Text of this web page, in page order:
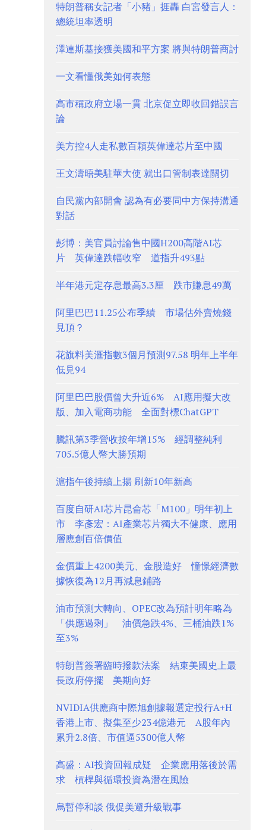
特朗普稱女記者「小豬」捱轟 白宮發言人：
總統坦率透明
澤連斯基接獲美國和平方案 將與特朗普商討
一文看懂俄美如何表態
高市稱政府立場一貫 北京促立即收回錯誤言
論
美方控4人走私數百顆英偉達芯片至中國
王文濤晤美駐華大使 就出口管制表達關切
自民黨內部開會 認為有必要同中方保持溝通
對話
彭博：美官員討論售中國H200高階AI芯
片 英偉達跌幅收窄 道指升493點
半年港元定存息最高3.3厘 跌市賺息49萬
阿里巴巴11.25公布季績 市場估外賣燒錢
見頂？
花旗料美滙指數3個月預測97.58 明年上半年
低見94
阿里巴巴股價曾大升近6% AI應用擬大改
版、加入電商功能 全面對標ChatGPT
騰訊第3季營收按年增15% 經調整純利
705.5億人幣大勝預期
滬指午後持續上揚 刷新10年新高
百度自研AI芯片昆侖芯「M100」明年初上
市 李彥宏：AI產業芯片獨大不健康、應用
層應創百倍價值
金價重上4200美元、金股造好 憧憬經濟數
據恢復為12月再減息鋪路
油市預測大轉向、OPEC改為預計明年略為
「供應過剩」 油價急跌4%、三桶油跌1%
至3%
特朗普簽署臨時撥款法案 結束美國史上最
長政府停擺 美期向好
NVIDIA供應商中際旭創據報選定投行A+H
香港上市、擬集至少234億港元 A股年內
累升2.8倍、市值逼5300億人幣
高盛：AI投資回報成疑 企業應用落後於需
求 槓桿與循環投資為潛在風險
烏暫停和談 俄促美避升級戰事